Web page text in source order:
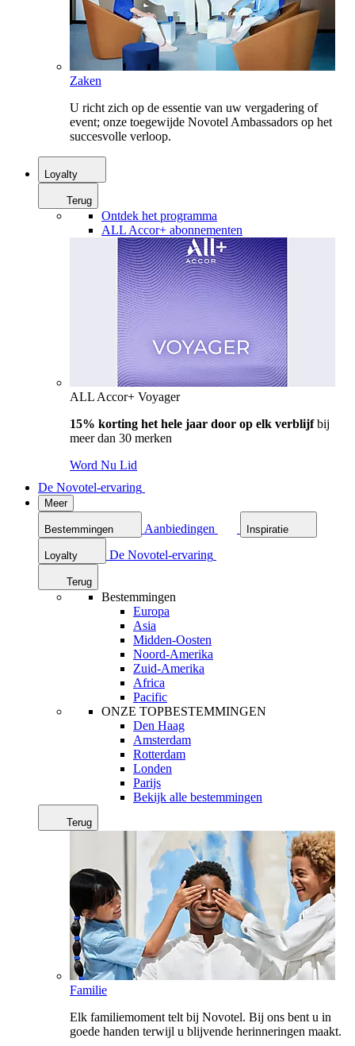
Zaken
U richt zich op de essentie van uw vergadering of
event; onze toegewijde Novotel Ambassadors op het
succesvolle verloop.
Loyalty
Terug
Ontdek het programma
ALL Accor+ abonnementen
ALL Accor+ Voyager
15% korting het hele jaar door op elk verblijfbij
meer dan 30 merken
Word Nu Lid
De Novotel-ervaring
Meer
Bestemmingen Aanbiedingen Inspiratie
Loyalty De Novotel-ervaring
Terug
Bestemmingen
Europa
Asia
Midden-Oosten
Noord-Amerika
Zuid-Amerika
Africa
Pacific
ONZE TOPBESTEMMINGEN
Den Haag
Amsterdam
Rotterdam
Londen
Parijs
Bekijk alle bestemmingen
Terug
Familie
Elk familiemoment telt bij Novotel. Bij ons bent u in
goede handen terwijl u blijvende herinneringen maakt.